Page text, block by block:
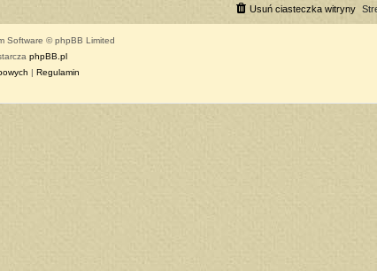
Usuń ciasteczka witryny
Software © phpBB Limited
phpBB.pl
| Regulamin